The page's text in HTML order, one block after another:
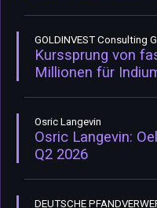
GOLDINVEST Consulting
Kurssprung von
Millionen für
Osric Langevin
Osric Langevin:
Q2 2026
DEUTSCHE